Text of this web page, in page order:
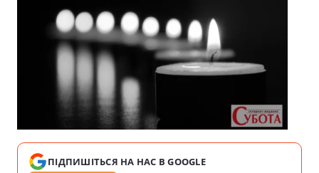
ПІДПИШІТЬСЯ НА НАС В GOOGLE